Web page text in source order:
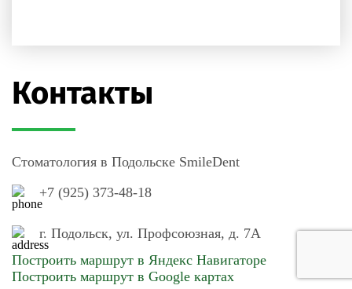
Контакты
Стоматология в Подольске SmileDent
+7 (925) 373-48-18
г. Подольск, ул. Профсоюзная, д. 7А
Построить маршрут в Яндекс Навигаторе
Построить маршрут в Google картах